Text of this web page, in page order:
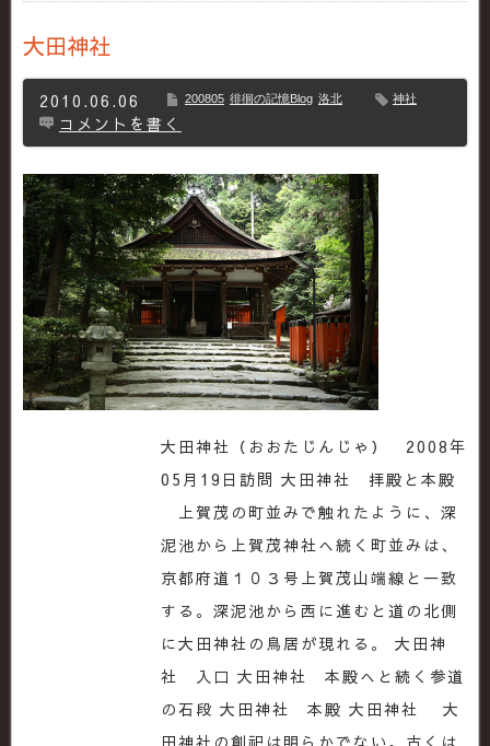
大田神社
2010.06.06 200805 徘徊の記憶Blog 洛北 神社
コメントを書く
大田神社（おおたじんじゃ） 2008年
05月19日訪問 大田神社 拝殿と本殿
上賀茂の町並みで触れたように、深
泥池から上賀茂神社へ続く町並みは、
京都府道１０３号上賀茂山端線と一致
する。深泥池から西に進むと道の北側
に大田神社の鳥居が現れる。 大田神
社 入口 大田神社 本殿へと続く参道
の石段 大田神社 本殿 大田神社 大